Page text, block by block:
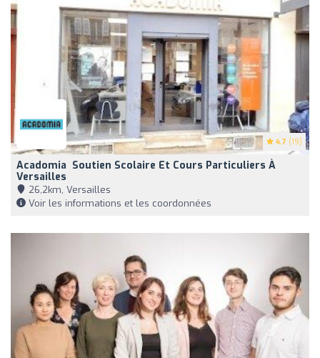
4.7 (19)
Acadomia ‍ Soutien Scolaire Et Cours Particuliers À
Versailles
26,2km, Versailles
Voir les informations et les coordonnées